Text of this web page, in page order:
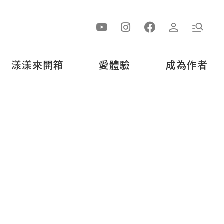
漾漾來開箱 愛體驗 成為作者